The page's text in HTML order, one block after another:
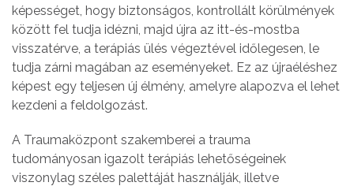
képességet, hogy biztonságos, kontrollált körülmények
között fel tudja idézni, majd újra az itt-és-mostba
visszatérve, a terápiás ülés végeztével időlegesen, le
tudja zárni magában az eseményeket. Ez az újraéléshez
képest egy teljesen új élmény, amelyre alapozva el lehet
kezdeni a feldolgozást.
A Traumaközpont szakemberei a trauma
tudományosan igazolt terápiás lehetőségeinek
viszonylag széles palettáját használják, illetve